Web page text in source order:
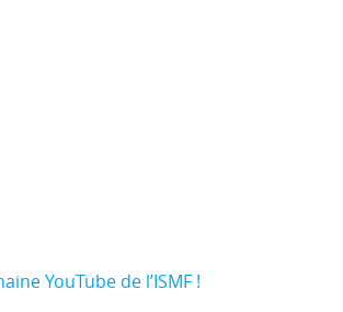
YouTube de l’ISMF !